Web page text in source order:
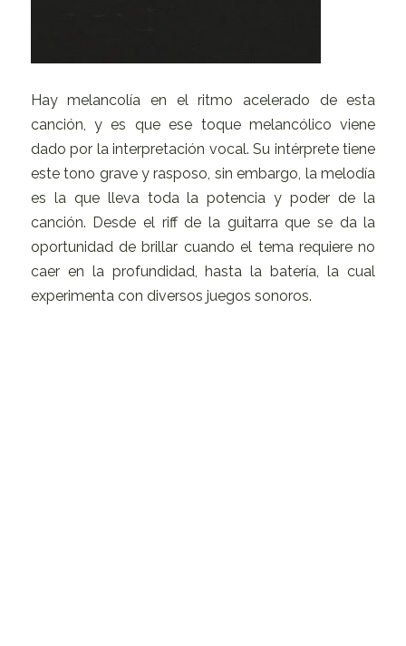
Hay melancolía en el ritmo acelerado de esta
canción, y es que ese toque melancólico viene
dado por la interpretación vocal. Su intérprete tiene
este tono grave y rasposo, sin embargo, la melodía
es la que lleva toda la potencia y poder de la
canción. Desde el riff de la guitarra que se da la
oportunidad de brillar cuando el tema requiere no
caer en la profundidad, hasta la batería, la cual
experimenta con diversos juegos sonoros.